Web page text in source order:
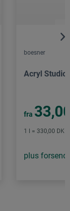
boesner
Acryl Studio
fra
1 l = 330,00
plus